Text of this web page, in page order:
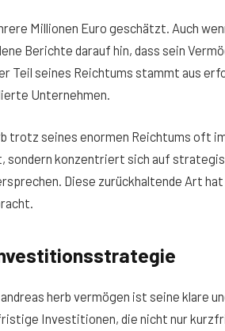
Millionen Euro geschätzt. Auch
Berichte darauf hin, dass sein
Teil seines Reichtums stammt aus
Unternehmen.
trotz seines enormen Reichtums oft
konzentriert sich auf
Diese zurückhaltende Art hat
herb vermögen ist seine klare
Investitionen, die nicht nur